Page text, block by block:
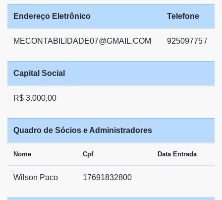
Endereço Eletrônico Telefone
MECONTABILIDADE07@GMAIL.COM 92509775 /
Capital Social
R$ 3.000,00
Quadro de Sócios e Administradores
Nome Cpf Data Entrada
Wilson Paco 17691832800